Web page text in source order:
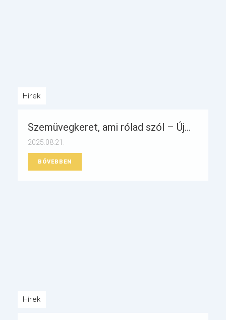
Hírek
Szemüvegkeret, ami rólad szól – Új...
2025.08.21.
BŐVEBBEN
Hírek